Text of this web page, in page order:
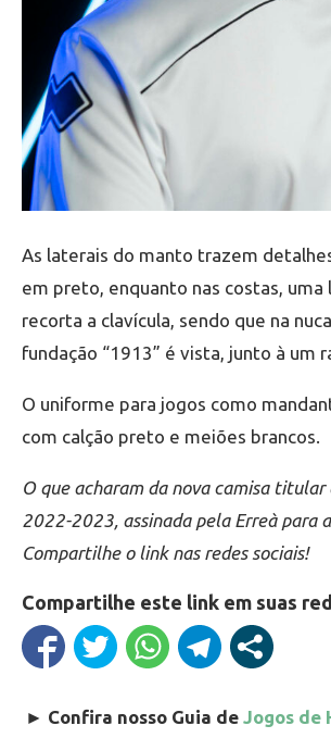
As laterais do manto trazem
em preto, enquanto nas costas, uma
recorta a clavícula, sendo que na
fundação “1913” é vista, junto à um
O uniforme para jogos como
com calção preto e meiões brancos.
O que acharam da nova camisa titular
2022-2023, assinada pela Erreà para
Compartilhe o link nas redes sociais!
Compartilhe este link em suas
► Confira nosso Guia de Jogos de